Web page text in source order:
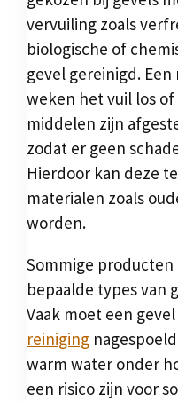
vervuiling zoals
biologische of
gevel gereinigd.
weken het vuil los of
middelen zijn
zodat er geen
Hierdoor kan deze
materialen zoals
worden.
Sommige
bepaalde types van
Vaak moet een
reiniging
warm water onder
een risico zijn voor